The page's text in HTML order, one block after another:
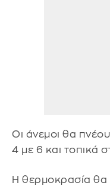
Οι άνεμοι θα
4 με 6 και τοπικά
Η θερμοκρασία θα